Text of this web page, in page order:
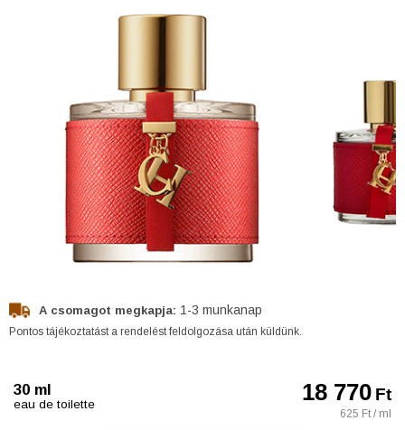
A csomagot megkapja: 1-3 munkanap
Pontos tájékoztatást a rendelést feldolgozása után küldünk.
30 ml
eau de toilette 18 770Ft
625 Ft / ml